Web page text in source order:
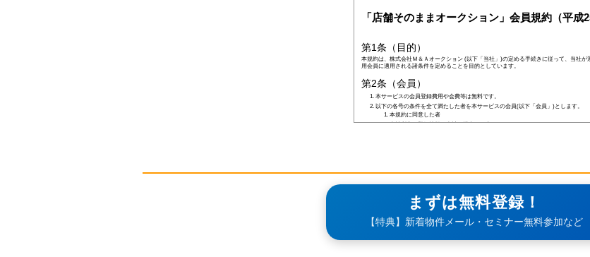
「店舗そのままオークション」会員規約（平成
第1条（目的）
本規約は、株式会社Ｍ＆Ａオークション (以下「当社」)の定める手続きに従って、当社
用会員に適用される諸条件を定めることを目的としています。
第2条（会員）
本サービスの会員登録費用や会費等は無料です。
以下の各号の条件を全て満たした者を本サービスの会員(以下「会員」)とします。
本規約に同意した者
当社所定の登録情報を当社へ提出した者
合を除きます)
日本国外に在住の者
当社へ虚偽の事項を報告した者
破産状態もしくはそれと同等の状態にあり、信用状態が著しく悪化している者
二重に会員登録している者
当社、本サービス、又は他の会員の信用もしくは権利を侵害する恐れがあると
まずは無料登録！
【特典】新着物件メール・セミナー無料参加など